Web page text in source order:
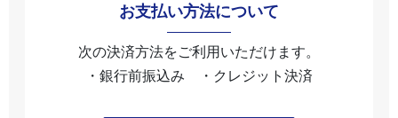
お支払い方法について
次の決済方法をご利用いただけます。
・銀行前振込み ・クレジット決済